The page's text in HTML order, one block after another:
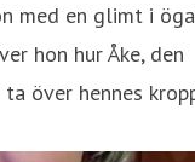
med en glimt i
hon hur Åke, den
över hennes